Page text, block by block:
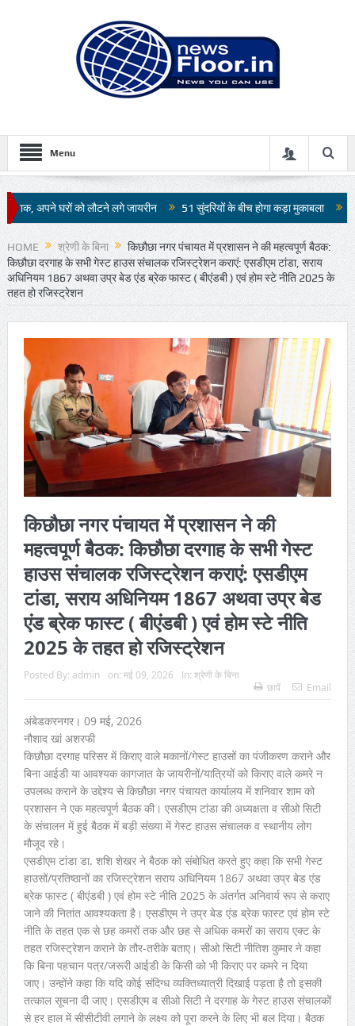
Menu
लगे जायरीन 51 सुंदरियों के बीच होगा कड़ा मुकाबला जापान में 7.1 तीव्रता के
HOME श्रेणी के बिना
किछौछा नगर पंचायत में प्रशासन ने की महत्वपूर्ण बैठक:
किछौछा दरगाह के सभी गेस्ट हाउस संचालक रजिस्ट्रेशन कराएं: एसडीएम टांडा, सराय
अधिनियम 1867 अथवा उप्र बेड एंड ब्रेक फास्ट ( बीएंडबी ) एवं होम स्टे नीति 2025 के
तहत हो रजिस्ट्रेशन
किछौछा नगर पंचायत में प्रशासन ने की
महत्वपूर्ण बैठक: किछौछा दरगाह के सभी गेस्ट
हाउस संचालक रजिस्ट्रेशन कराएं: एसडीएम
टांडा, सराय अधिनियम 1867 अथवा उप्र बेड
एंड ब्रेक फास्ट ( बीएंडबी ) एवं होम स्टे नीति
2025 के तहत हो रजिस्ट्रेशन
Posted By: admin on: मई 09, 2026 In: श्रेणी के बिना
छापें
Email
अंबेडकरनगर। 09 मई, 2026
नौशाद खां अशरफी
किछौछा दरगाह परिसर में किराए वाले मकानों/गेस्ट हाउसों का पंजीकरण कराने और
बिना आईडी या आवश्यक कागजात के जायरीनों/यात्रियों को किराए वाले कमरे न
उपलब्ध कराने के उद्देश्य से किछौछा नगर पंचायत कार्यालय में शनिवार शाम को
प्रशासन ने एक महत्वपूर्ण बैठक की। एसडीएम टांडा की अध्यक्षता व सीओ सिटी
के संचालन में हुई बैठक में बड़ी संख्या में गेस्ट हाउस संचालक व स्थानीय लोग
मौजूद रहे।
एसडीएम टांडा डा. शशि शेखर ने बैठक को संबोधित करते हुए कहा कि सभी गेस्ट
हाउसों/प्रतिष्ठानों का रजिस्ट्रेशन सराय अधिनियम 1867 अथवा उप्र बेड एंड
ब्रेक फास्ट ( बीएंडबी ) एवं होम स्टे नीति 2025 के अंतर्गत अनिवार्य रूप से कराए
जाने की नितांत आवश्यकता है। एसडीएम ने उप्र बेड एंड ब्रेक फास्ट एवं होम स्टे
नीति के तहत एक से छह कमरों तक और छह से अधिक कमरों का सराय एक्ट के
तहत रजिस्ट्रेशन कराने के तौर-तरीके बताए। सीओ सिटी नीतिश कुमार ने कहा
कि बिना पहचान पत्र/जरूरी आईडी के किसी को भी किराए पर कमरे न दिया
जाए। उन्होंने कहा कि यदि कोई संदिग्ध व्यक्तिध्यात्री दिखाई पड़ता है तो इसकी
तत्काल सूचना दी जाए। एसडीएम व सीओ सिटी ने दरगाह के गेस्ट हाउस संचालकों
से हर हाल में सीसीटीवी लगाने के लक्ष्य को पूरा करने के लिए भी बल दिया। बैठक